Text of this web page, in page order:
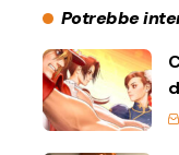
Potrebbe